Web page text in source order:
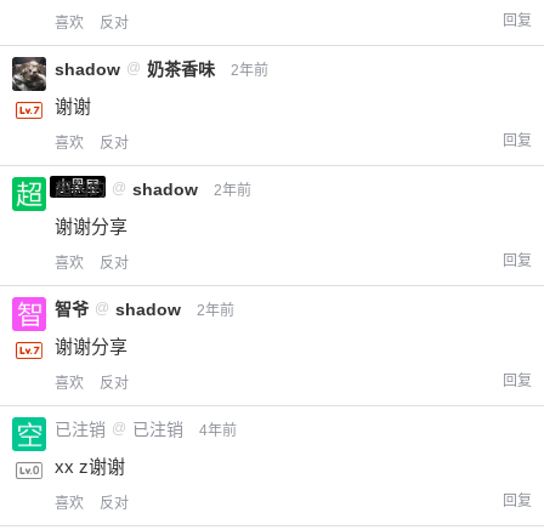
喜欢 反对 回复
shadow @ 奶茶香味 2年前
谢谢
喜欢 反对 回复
小黑屋
超凶的 @ shadow 2年前
谢谢分享
喜欢 反对 回复
智爷 @ shadow 2年前
谢谢分享
喜欢 反对 回复
已注销 @ 已注销 4年前
xx z谢谢
喜欢 反对 回复